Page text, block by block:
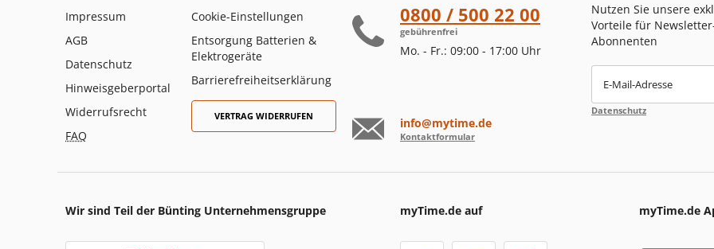
Impressum
AGB
Datenschutz
Hinweisgeberportal
Widerrufsrecht
FAQ
Cookie-Einstellungen
Entsorgung Batterien &
Elektrogeräte
Barrierefreiheitserklärung
VERTRAG WIDERRUFEN
0800 / 500 22 00
gebührenfrei
Mo. - Fr.: 09:00 - 17:00 Uhr
info@mytime.de
Kontaktformular
Nutzen Sie unsere
Vorteile für
Abonnenten
E-Mail-Adresse
Datenschutz
Wir sind Teil der Bünting Unternehmensgruppe myTime.de auf myTime.de